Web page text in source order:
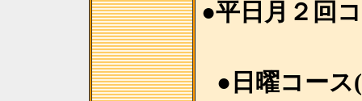
●平日月２回
●日曜コース